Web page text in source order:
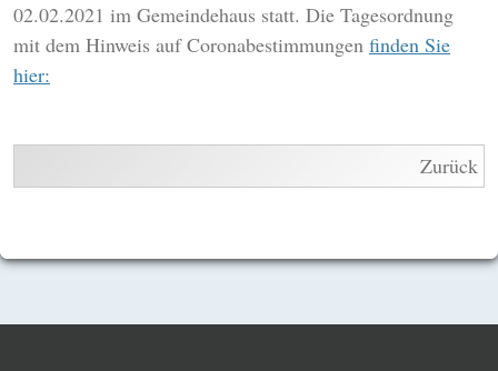
02.02.2021 im Gemeindehaus statt. Die Tagesordnung
mit dem Hinweis auf Coronabestimmungen finden Sie
hier:
Zurück